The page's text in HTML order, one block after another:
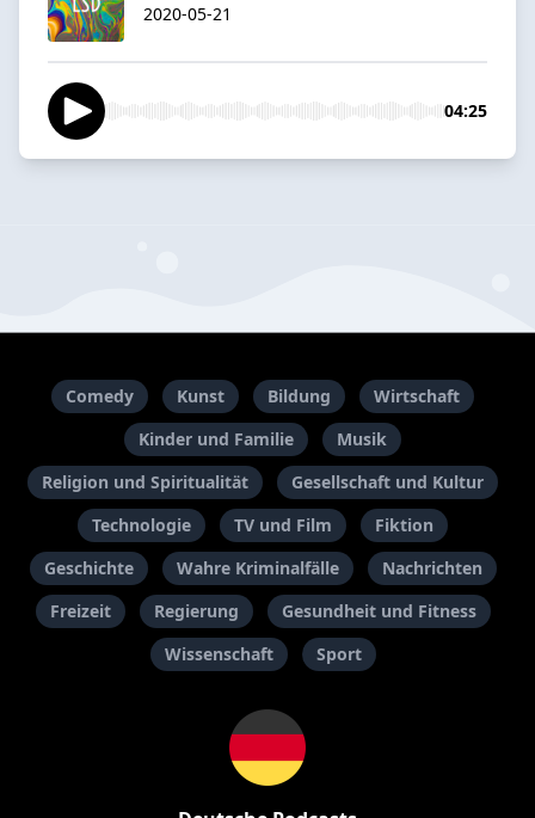
2020-05-21
04:25
Comedy Kunst Bildung
Wirtschaft
Kinder und Familie
Musik
Religion und Spiritualität
Gesellschaft und Kultur
Technologie
TV und Film
Fiktion
Geschichte
Wahre Kriminalfälle
Nachrichten
Freizeit
Regierung
Gesundheit und Fitness
Wissenschaft
Sport